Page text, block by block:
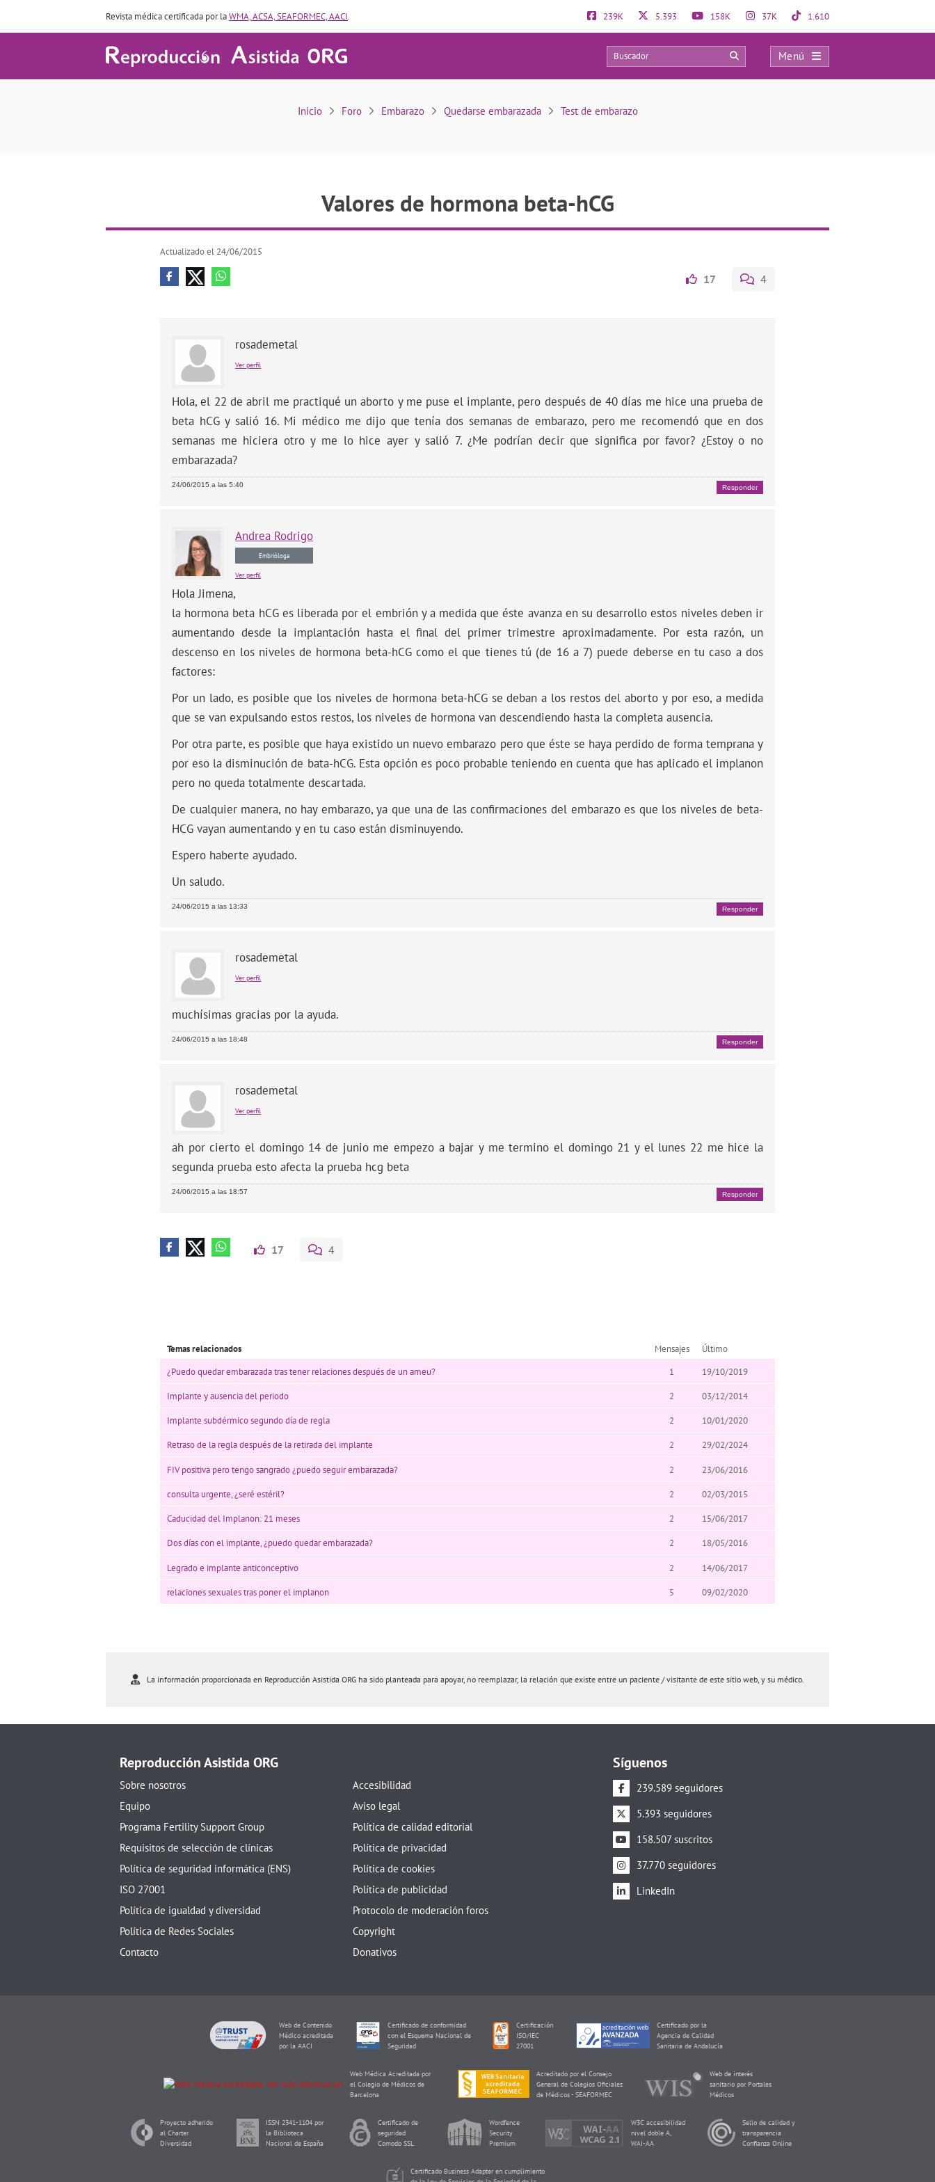
Revista médica certificada por laWMA, ACSA, SEAFORMEC, AACI. 239K 5.393 158K 37K 1.610
Menú
Valores de hormona beta-hCG
13 0
Inicio Foro Embarazo Quedarse embarazada Test de embarazo
Valores de hormona beta-hCG
Actualizado el 24/06/2015
17 4
rosademetal
Ver perfil
Hola, el 22 de abril me practiqué un aborto y me puse el implante, pero después de 40 días me hice una prueba de
beta hCG y salió 16. Mi médico me dijo que tenía dos semanas de embarazo, pero me recomendó que en dos
semanas me hiciera otro y me lo hice ayer y salió 7. ¿Me podrían decir que significa por favor? ¿Estoy o no
embarazada?
24/06/2015 a las 5:40 Responder
Andrea Rodrigo
Embrióloga
Ver perfil
Hola Jimena,
la hormona beta hCG es liberada por el embrión y a medida que éste avanza en su desarrollo estos niveles deben ir
aumentando desde la implantación hasta el final del primer trimestre aproximadamente. Por esta razón, un
descenso en los niveles de hormona beta-hCG como el que tienes tú (de 16 a 7) puede deberse en tu caso a dos
factores:
Por un lado, es posible que los niveles de hormona beta-hCG se deban a los restos del aborto y por eso, a medida
que se van expulsando estos restos, los niveles de hormona van descendiendo hasta la completa ausencia.
Por otra parte, es posible que haya existido un nuevo embarazo pero que éste se haya perdido de forma temprana y
por eso la disminución de bata-hCG. Esta opción es poco probable teniendo en cuenta que has aplicado el implanon
pero no queda totalmente descartada.
De cualquier manera, no hay embarazo, ya que una de las confirmaciones del embarazo es que los niveles de beta-
HCG vayan aumentando y en tu caso están disminuyendo.
Espero haberte ayudado.
Un saludo.
24/06/2015 a las 13:33 Responder
rosademetal
Ver perfil
muchísimas gracias por la ayuda.
24/06/2015 a las 18:48 Responder
rosademetal
Ver perfil
ah por cierto el domingo 14 de junio me empezo a bajar y me termino el domingo 21 y el lunes 22 me hice la
segunda prueba esto afecta la prueba hcg beta
24/06/2015 a las 18:57 Responder
17 4
Temas relacionados Mensajes
Último
¿Puedo quedar embarazada tras tener relaciones después de un ameu?
1 19/10/2019
Implante y ausencia del periodo 2 03/12/2014
Implante subdérmico segundo día de regla 2 10/01/2020
Retraso de la regla después de la retirada del implante 2 29/02/2024
FIV positiva pero tengo sangrado ¿puedo seguir embarazada? 2 23/06/2016
consulta urgente, ¿seré estéril? 2 02/03/2015
Caducidad del Implanon: 21 meses 2 15/06/2017
Dos días con el implante, ¿puedo quedar embarazada? 2 18/05/2016
Legrado e implante anticonceptivo 2 14/06/2017
relaciones sexuales tras poner el implanon 5 09/02/2020
La información proporcionada en Reproducción Asistida ORG ha sido planteada para apoyar, no reemplazar, la relación que existe entre un paciente / visitante de este sitio web, y su médico.
Reproducción Asistida ORG
Sobre nosotros
Equipo
Programa Fertility Support Group
Requisitos de selección de clínicas
Política de seguridad informática (ENS)
ISO 27001
Política de igualdad y diversidad
Política de Redes Sociales
Contacto
Accesibilidad
Aviso legal
Política de calidad editorial
Política de privacidad
Política de cookies
Política de publicidad
Protocolo de moderación foros
Copyright
Donativos
Síguenos
239.589 seguidores
5.393 seguidores
158.507 suscritos
37.770 seguidores
LinkedIn
Web de Contenido
Médico acreditada
por la AACI
Certificado de conformidad
con el Esquema Nacional de
Seguridad
Certificación
ISO/IEC
27001
Certificado por la
Agencia de Calidad
Sanitaria de Andalucía
Web Médica Acreditada por
el Colegio de Médicos de
Barcelona
Acreditado por el Consejo
General de Colegios Oficiales
de Médicos - SEAFORMEC
Web de interés
sanitario por Portales
Médicos
Proyecto adherido
al Charter
Diversidad
ISSN 2341-1104 por
la Biblioteca
Nacional de España
Certificado de
seguridad
Comodo SSL
Wordfence
Security
Premium
W3C accesibilidad
nivel doble A,
WAI-AA
Sello de calidad y
transparencia
Confianza Online
Certificado Business Adapter en cumplimiento